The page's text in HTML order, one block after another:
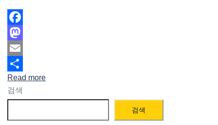
Facebook
Mastodon
Email
Share
Read more
검색
검색